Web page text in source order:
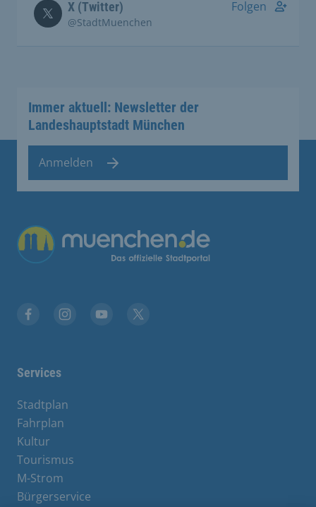
X (Twitter)
@StadtMuenchen
Folgen
Immer aktuell: Newsletter der
Landeshauptstadt München
Anmelden
Übergreifende Links
Services
Stadtplan
Fahrplan
Kultur
Tourismus
M-Strom
Bürgerservice